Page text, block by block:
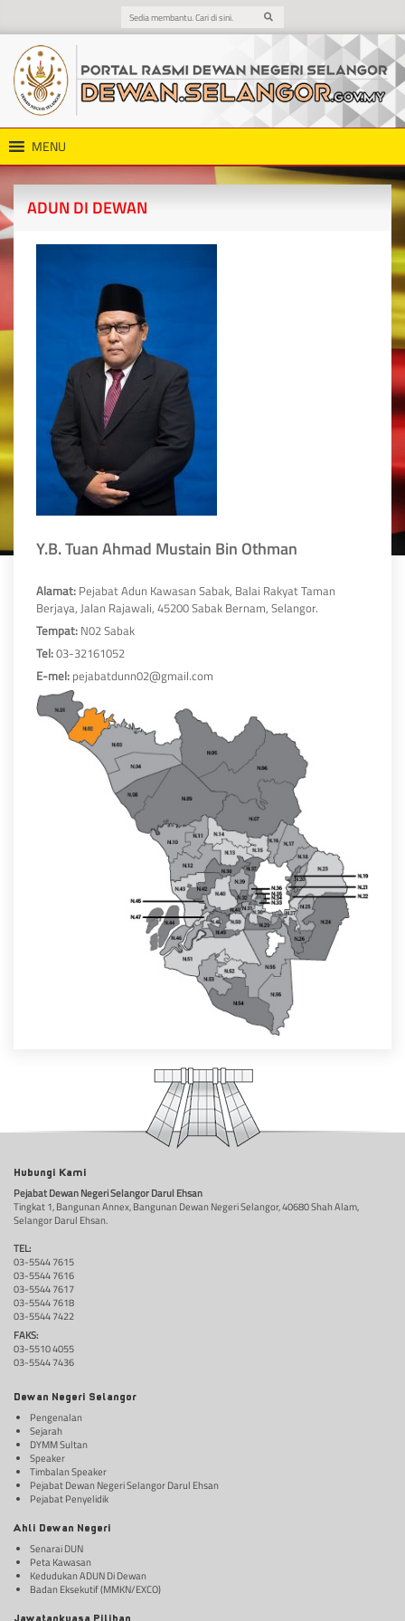
MENU
ADUN DI DEWAN
Y.B. Tuan Ahmad Mustain Bin Othman
Alamat: Pejabat Adun Kawasan Sabak, Balai Rakyat Taman
Berjaya, Jalan Rajawali, 45200 Sabak Bernam, Selangor.
Tempat: N02 Sabak
Tel:03-32161052
E-mel: pejabatdunn02@gmail.com
Hubungi Kami
Pejabat Dewan Negeri Selangor Darul Ehsan
Tingkat 1, Bangunan Annex, Bangunan Dewan Negeri Selangor, 40680 Shah Alam,
Selangor Darul Ehsan.
TEL:
03-5544 7615
03-5544 7616
03-5544 7617
03-5544 7618
03-5544 7422
FAKS:
03-5510 4055
03-5544 7436
Dewan Negeri Selangor
Pengenalan
Sejarah
DYMM Sultan
Speaker
Timbalan Speaker
Pejabat Dewan Negeri Selangor Darul Ehsan
Pejabat Penyelidik
Ahli Dewan Negeri
Senarai DUN
Peta Kawasan
Kedudukan ADUN Di Dewan
Badan Eksekutif (MMKN/EXCO)